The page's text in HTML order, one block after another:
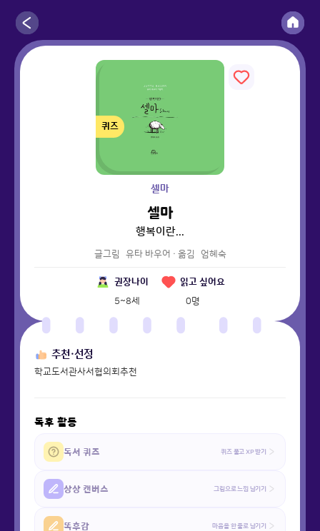
퀴즈
셀마
셀마
행복이란...
글그림 유타 바우어 · 옮김 엄혜숙
권장나이
5~8세
읽고 싶어요
0명
추천·선정
학교도서관사서협의회추천
독후 활동
독서 퀴즈 퀴즈 풀고 XP 받기
상상 캔버스 그림으로 느낌 남기기
똑후감 마음을 한 줄로 남기기